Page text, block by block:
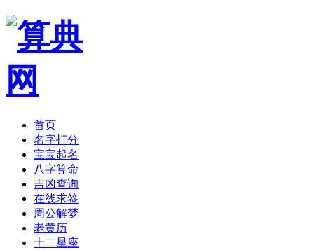
首页
名字打分
宝宝起名
八字算命
吉凶查询
在线求签
周公解梦
老黄历
十二星座